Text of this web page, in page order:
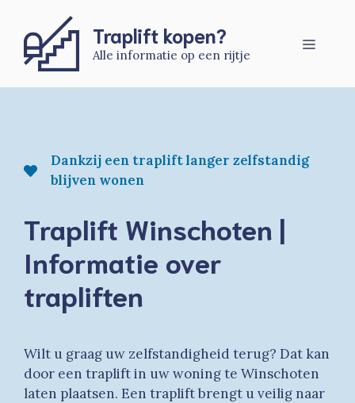
inhoud
Traplift kopen?
Alle informatie op een rijtje
Menu
Dankzij een traplift langer zelfstandig
blijven wonen
Traplift Winschoten |
Informatie over
trapliften
Wilt u graag uw zelfstandigheid terug? Dat kan
door een traplift in uw woning te Winschoten
laten plaatsen. Een traplift brengt u veilig naar